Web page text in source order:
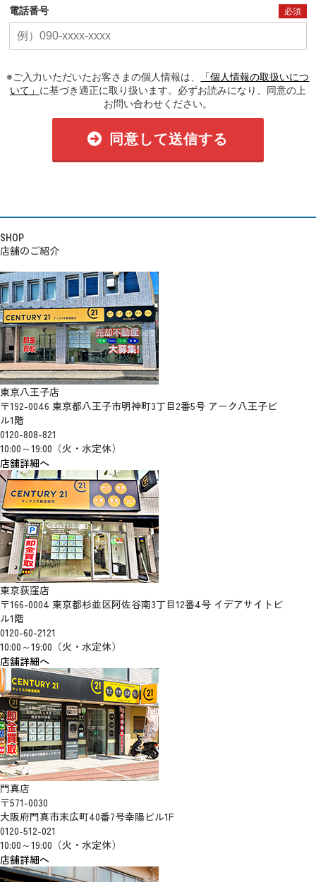
電話番号 必須
※ご入力いただいたお客さまの個人情報は、
「個人情報の取扱いにつ
いて」 に基づき適正に取り扱います。必ずお読みになり、同意の上
お問い合わせください。
同意して送信する
SHOP
店舗のご紹介
東京八王子店
〒192-0046 東京都八王子市明神町3丁目2番5号 アーク八王子ビ
ル1階
0120-808-821
10:00～19:00（火・水定休）
店舗詳細へ
東京荻窪店
〒166-0004 東京都杉並区阿佐谷南3丁目12番4号 イデアサイトビ
ル1階
0120-60-2121
10:00～19:00（火・水定休）
店舗詳細へ
門真店
〒571-0030
大阪府門真市末広町40番7号幸陽ビル1F
0120-512-021
10:00～19:00（火・水定休）
店舗詳細へ